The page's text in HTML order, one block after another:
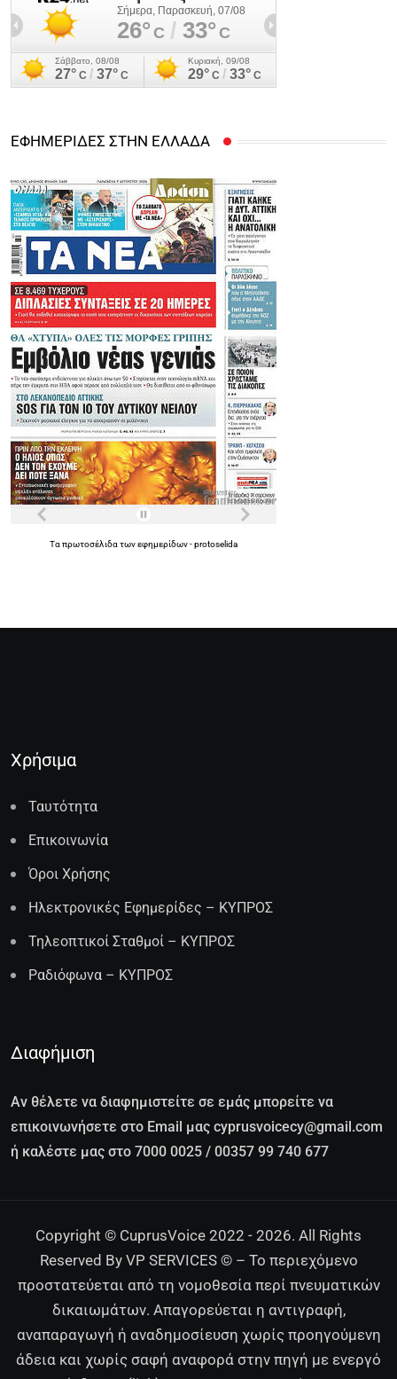
ΕΦΗΜΕΡΙΔΕΣ ΣΤΗΝ ΕΛΛΑΔΑ
Ταπρωτοσέλιδατωνεφημερίδων-protoselida
Χρήσιμα
Ταυτότητα
Επικοινωνία
Όροι Χρήσης
Ηλεκτρονικές Εφημερίδες – ΚΥΠΡΟΣ
Τηλεοπτικοί Σταθμοί – ΚΥΠΡΟΣ
Ραδιόφωνα – ΚΥΠΡΟΣ
Διαφήμιση
Αν θέλετε να διαφημιστείτε σε εμάς μπορείτε να
επικοινωνήσετε στο Email μας cyprusvoicecy@gmail.com
ή καλέστε μας στο 7000 0025 / 00357 99 740 677
Copyright © CuprusVoice 2022 - 2026. All Rights
Reserved By VP SERVICES © – Το περιεχόμενο
προστατεύεται από τη νομοθεσία περί πνευματικών
δικαιωμάτων. Απαγορεύεται η αντιγραφή,
αναπαραγωγή ή αναδημοσίευση χωρίς προηγούμενη
άδεια και χωρίς σαφή αναφορά στην πηγή με ενεργό